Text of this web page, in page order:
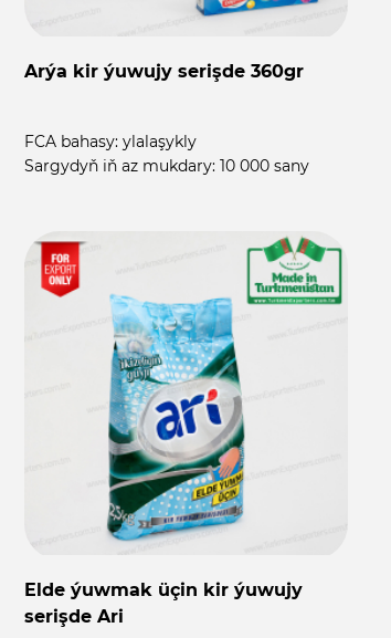
Arýa kir ýuwujy serişde 360gr
FCA bahasy: ylalaşykly
Sargydyň iň az mukdary: 10 000 sany
Elde ýuwmak üçin kir ýuwujy
serişde Ari